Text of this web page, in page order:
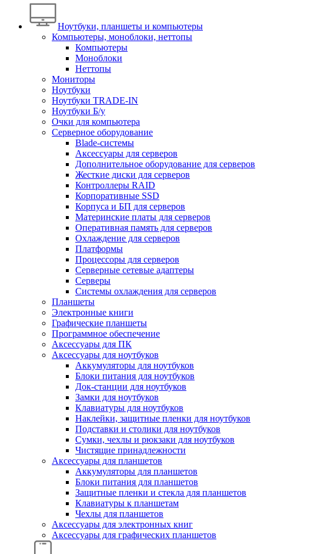
Ноутбуки, планшеты и компьютеры
Компьютеры, моноблоки, неттопы
Компьютеры
Моноблоки
Неттопы
Мониторы
Ноутбуки
Ноутбуки TRADE-IN
Ноутбуки Б/у
Очки для компьютера
Серверное оборудование
Blade-системы
Аксессуары для серверов
Дополнительное оборудование для серверов
Жесткие диски для серверов
Контроллеры RAID
Корпоративные SSD
Корпуса и БП для серверов
Материнские платы для серверов
Оперативная память для серверов
Охлаждение для серверов
Платформы
Процессоры для серверов
Серверные сетевые адаптеры
Серверы
Системы охлаждения для серверов
Планшеты
Электронные книги
Графические планшеты
Программное обеспечение
Аксессуары для ПК
Аксессуары для ноутбуков
Аккумуляторы для ноутбуков
Блоки питания для ноутбуков
Док-станции для ноутбуков
Замки для ноутбуков
Клавиатуры для ноутбуков
Наклейки, защитные пленки для ноутбуков
Подставки и столики для ноутбуков
Сумки, чехлы и рюкзаки для ноутбуков
Чистящие принадлежности
Аксессуары для планшетов
Аккумуляторы для планшетов
Блоки питания для планшетов
Защитные пленки и стекла для планшетов
Клавиатуры к планшетам
Чехлы для планшетов
Аксессуары для электронных книг
Аксессуары для графических планшетов